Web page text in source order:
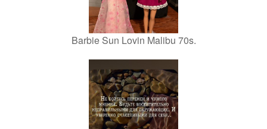
Barbie Sun Lovin Malibu 70s.